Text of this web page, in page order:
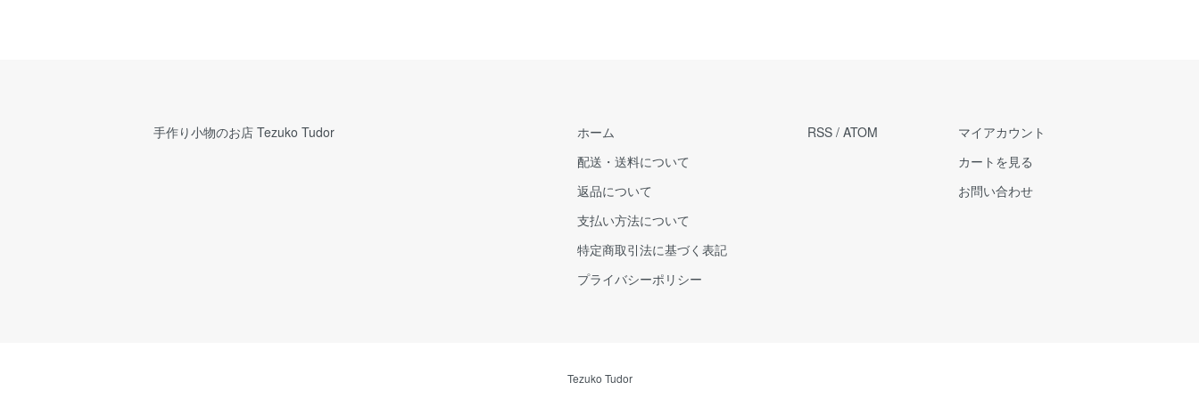
手作り小物のお店 Tezuko Tudor
ホーム
配送・送料について
返品について
支払い方法について
特定商取引法に基づく表記
プライバシーポリシー
RSS / ATOM
マイアカウント
カートを見る
お問い合わせ
Tezuko Tudor